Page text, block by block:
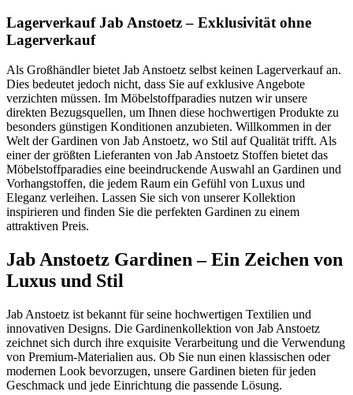
Lagerverkauf Jab Anstoetz – Exklusivität ohne
Lagerverkauf
Als Großhändler bietet Jab Anstoetz selbst keinen Lagerverkauf an.
Dies bedeutet jedoch nicht, dass Sie auf exklusive Angebote
verzichten müssen. Im Möbelstoffparadies nutzen wir unsere
direkten Bezugsquellen, um Ihnen diese hochwertigen Produkte zu
besonders günstigen Konditionen anzubieten. Willkommen in der
Welt der Gardinen von Jab Anstoetz, wo Stil auf Qualität trifft. Als
einer der größten Lieferanten von Jab Anstoetz Stoffen bietet das
Möbelstoffparadies eine beeindruckende Auswahl an Gardinen und
Vorhangstoffen, die jedem Raum ein Gefühl von Luxus und
Eleganz verleihen. Lassen Sie sich von unserer Kollektion
inspirieren und finden Sie die perfekten Gardinen zu einem
attraktiven Preis.
Jab Anstoetz Gardinen – Ein Zeichen von
Luxus und Stil
Jab Anstoetz ist bekannt für seine hochwertigen Textilien und
innovativen Designs. Die Gardinenkollektion von Jab Anstoetz
zeichnet sich durch ihre exquisite Verarbeitung und die Verwendung
von Premium-Materialien aus. Ob Sie nun einen klassischen oder
modernen Look bevorzugen, unsere Gardinen bieten für jeden
Geschmack und jede Einrichtung die passende Lösung.